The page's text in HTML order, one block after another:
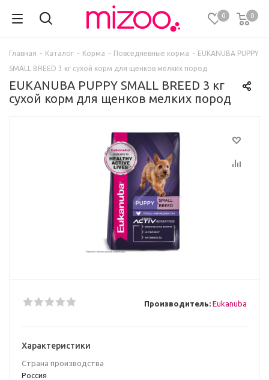
0 0
Главная - Каталог - Корма - Повседневные корма - EUKANUBA PUPPY
SMALL BREED 3 кг сухой корм для щенков мелких пород
EUKANUBA PUPPY SMALL BREED 3 кг
сухой корм для щенков мелких пород
Производитель: Eukanuba
Характеристики
Страна производства
Poccия